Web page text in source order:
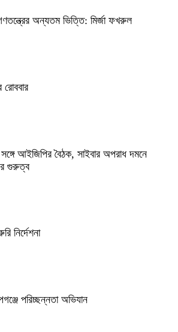
অন্যতম ভিত্তি: মির্জা ফখরুল
রোববার
আইজিপির বৈঠক, সাইবার অপরাধ দমনে
গুরুত্ব
নির্দেশনা
পরিচ্ছন্নতা অভিযান